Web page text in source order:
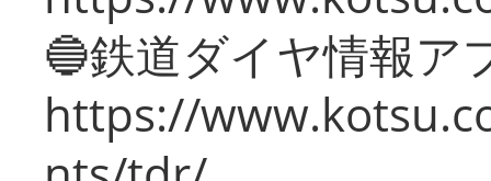
🔵鉄道ダイヤ情報ア
https://